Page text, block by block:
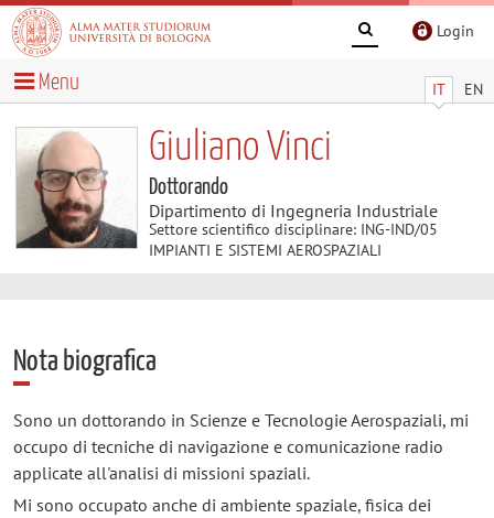
Login
IT EN
Menu
Giuliano Vinci
Dottorando
Dipartimento di Ingegneria Industriale
Settore scientifico disciplinare: ING-IND/05
IMPIANTI E SISTEMI AEROSPAZIALI
Nota biografica
Sono un dottorando in Scienze e Tecnologie Aerospaziali, mi
occupo di tecniche di navigazione e comunicazione radio
applicate all'analisi di missioni spaziali.
Mi sono occupato anche di ambiente spaziale, fisica dei